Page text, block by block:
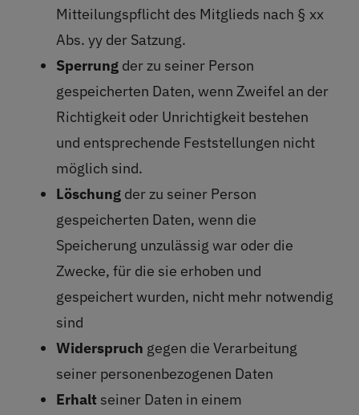
Mitteilungspflicht des Mitglieds nach § xx
Abs. yy der Satzung.
Sperrung der zu seiner Person
gespeicherten Daten, wenn Zweifel an der
Richtigkeit oder Unrichtigkeit bestehen
und entsprechende Feststellungen nicht
möglich sind.
Löschung der zu seiner Person
gespeicherten Daten, wenn die
Speicherung unzulässig war oder die
Zwecke, für die sie erhoben und
gespeichert wurden, nicht mehr notwendig
sind
Widerspruch gegen die Verarbeitung
seiner personenbezogenen Daten
Erhaltseiner Daten in einem